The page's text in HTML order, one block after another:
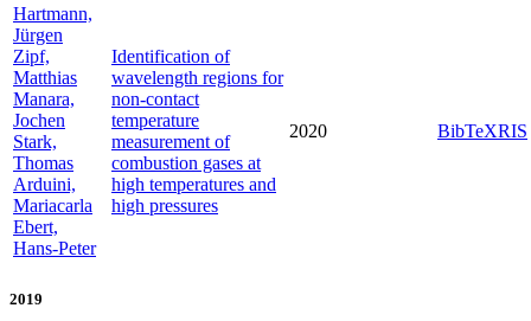
Hartmann,
Jürgen
Zipf,
Matthias
Manara,
Jochen
Stark,
Thomas
Arduini,
Mariacarla
Ebert,
Hans-Peter
Identification of
wavelength regions for
non-contact
temperature
measurement of
combustion gases at
high temperatures and
high pressures
2020 BibTeXRIS
2019